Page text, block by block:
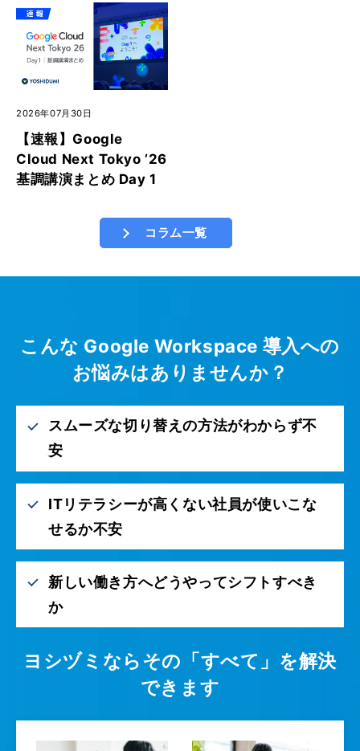
2026年07月30日
【速報】Google
Cloud Next Tokyo ’26
基調講演まとめ Day 1
コラム一覧
こんな Google Workspace 導入への
お悩みはありませんか？
スムーズな切り替えの方法がわからず不
安
ITリテラシーが高くない社員が使いこな
せるか不安
新しい働き方へどうやってシフトすべき
か
ヨシヅミならその「すべて」を解決
できます